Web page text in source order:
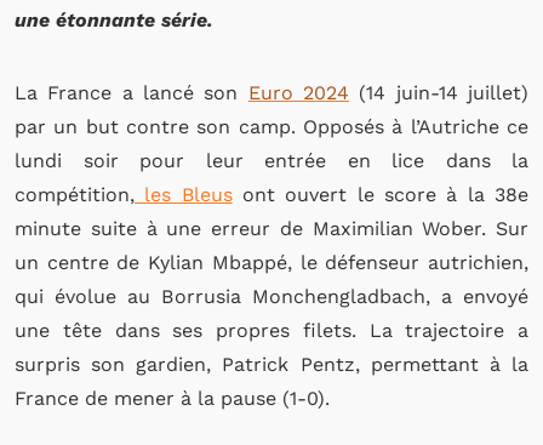
une étonnante série.
La France a lancé son Euro 2024 (14 juin-14 juillet)
par un but contre son camp. Opposés à l’Autriche ce
lundi soir pour leur entrée en lice dans la
compétition, les Bleusont ouvert le score à la 38e
minute suite à une erreur de Maximilian Wober. Sur
un centre de Kylian Mbappé, le défenseur autrichien,
qui évolue au Borrusia Monchengladbach, a envoyé
une tête dans ses propres filets. La trajectoire a
surpris son gardien, Patrick Pentz, permettant à la
France de mener à la pause (1-0).